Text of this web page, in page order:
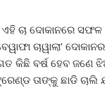
ଏହି ଚା ଦୋକାନରେ
ଚାୱାଲା’
କିଛି ବର୍ଷ ହେବ ଜଣେ
ତାଙ୍କୁ ଛାଡି ଚାଲି